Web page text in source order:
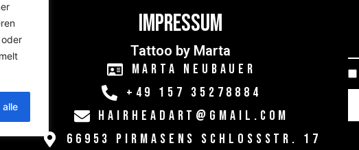
Impressum
Tattoo by Marta
Marta Neubauer
+49 157 35278884
Hairheadart@gmail.com
66953 Pirmasens Schlossstr. 17